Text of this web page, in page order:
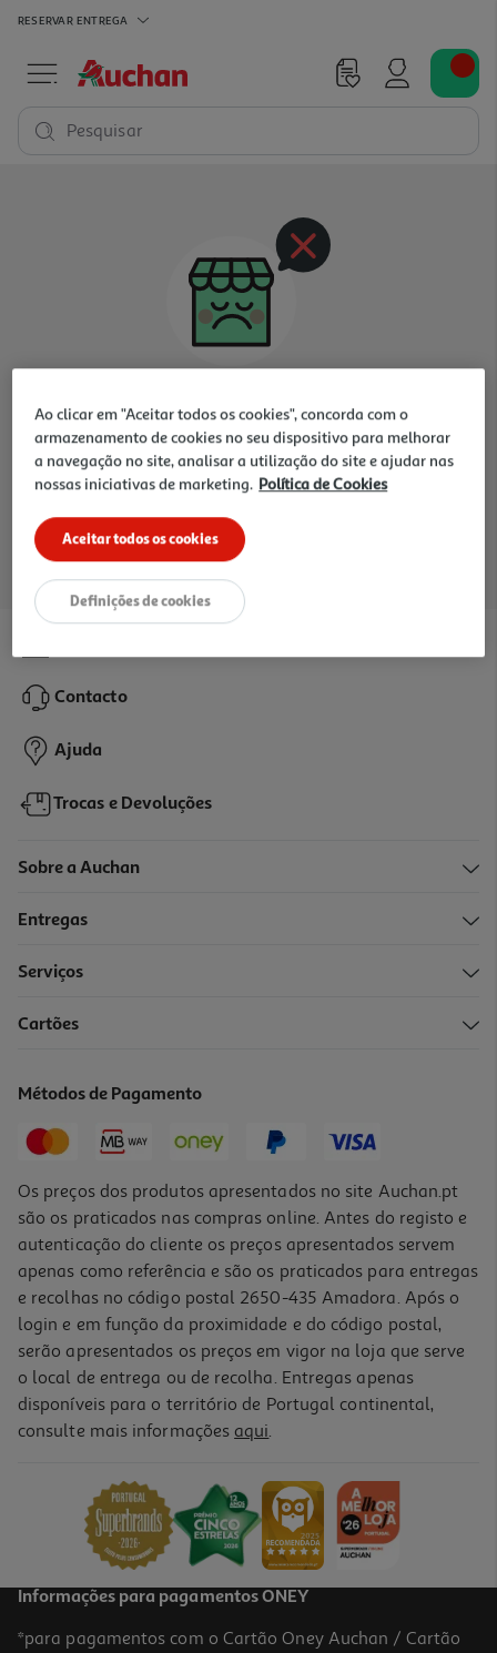
RESERVAR ENTREGA
Pesquisar
para a loja selecionada
Contacto
Ajuda
Trocas e Devoluções
Sobre a Auchan
Entregas
Serviços
Cartões
Métodos de Pagamento
Os preços dos produtos apresentados no site Auchan.pt
são os praticados nas compras online. Antes do registo e
autenticação do cliente os preços apresentados servem
apenas como referência e são os praticados para entregas
e recolhas no código postal 2650-435 Amadora. Após o
login e em função da proximidade e do código postal,
serão apresentados os preços em vigor na loja que serve
o local de entrega ou de recolha. Entregas apenas
disponíveis para o território de Portugal continental,
consulte mais informações aqui.
Informações para pagamentos ONEY
*para pagamentos com o Cartão Oney Auchan / Cartão
Ao clicar em "Aceitar todos os cookies", concorda com o
armazenamento de cookies no seu dispositivo para melhorar
a navegação no site, analisar a utilização do site e ajudar nas
nossas iniciativas de marketing. Política de Cookies
Aceitar todos os cookies
Definições de cookies